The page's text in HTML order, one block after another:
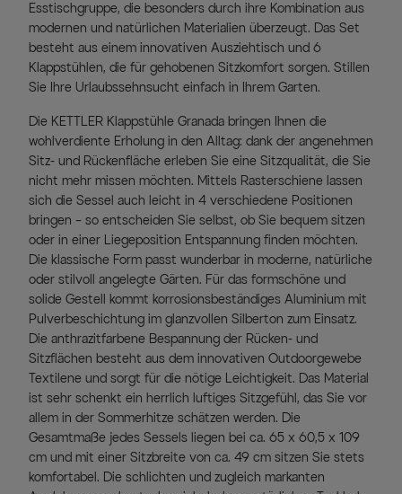
Esstischgruppe, die besonders durch ihre Kombination aus
modernen und natürlichen Materialien überzeugt. Das Set
besteht aus einem innovativen Ausziehtisch und 6
Klappstühlen, die für gehobenen Sitzkomfort sorgen. Stillen
Sie Ihre Urlaubssehnsucht einfach in Ihrem Garten.
Die KETTLER Klappstühle Granada bringen Ihnen die
wohlverdiente Erholung in den Alltag: dank der angenehmen
Sitz- und Rückenfläche erleben Sie eine Sitzqualität, die Sie
nicht mehr missen möchten. Mittels Rasterschiene lassen
sich die Sessel auch leicht in 4 verschiedene Positionen
bringen – so entscheiden Sie selbst, ob Sie bequem sitzen
oder in einer Liegeposition Entspannung finden möchten.
Die klassische Form passt wunderbar in moderne, natürliche
oder stilvoll angelegte Gärten. Für das formschöne und
solide Gestell kommt korrosionsbeständiges Aluminium mit
Pulverbeschichtung im glanzvollen Silberton zum Einsatz.
Die anthrazitfarbene Bespannung der Rücken- und
Sitzflächen besteht aus dem innovativen Outdoorgewebe
Textilene und sorgt für die nötige Leichtigkeit. Das Material
ist sehr schenkt ein herrlich luftiges Sitzgefühl, das Sie vor
allem in der Sommerhitze schätzen werden. Die
Gesamtmaße jedes Sessels liegen bei ca. 65 x 60,5 x 109
cm und mit einer Sitzbreite von ca. 49 cm sitzen Sie stets
komfortabel. Die schlichten und zugleich markanten